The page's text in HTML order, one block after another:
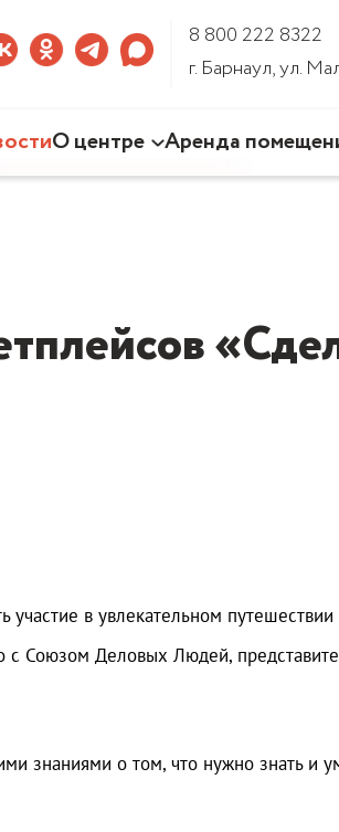
8 800 222 8322
г. Барнаул, ул.
О центре
тур по Центру
Аренда
в увлекательном
Союзом Деловых Людей,
знаниями о том, что нужно знать и